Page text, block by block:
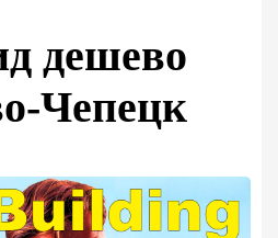
дешево
Чепецк